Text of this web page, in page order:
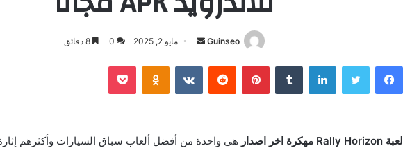
Guinseo
أرسلمايو 2, 2025 0 8 دقائق
فيسبوك تويتر لينكدإن بينتيريست Odnoklassniki
بوكيت
لعبة Rally Horizon مهكرة اخر اصدار
هي واحدة من أفضل ألعاب سباق السيارات وأكثرهم